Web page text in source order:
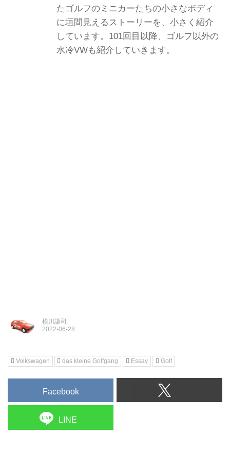
たゴルフのミニカーたちの小さなボディ
に垣間見えるストーリーを、小さく紹介
しています。101回目以降、ゴルフ以外の
水冷VWも紹介していきます。
横川謙司
Volkswagen das kleine Golfgang Essay Golf
Facebook
LINE